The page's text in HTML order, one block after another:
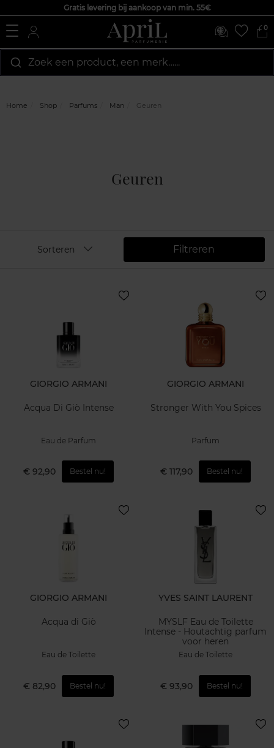
Gratis levering bij aankoop van min. 55€
0
Zoek een product, een merk…...
Home Shop Parfums Man Geuren
Geuren
Filtreren
Sorteren
GIORGIO ARMANI
Acqua Di Giò Intense
Eau de Parfum
€ 92,90 Bestel nu!
GIORGIO ARMANI
Stronger With You Spices
Parfum
€ 117,90 Bestel nu!
GIORGIO ARMANI
Acqua di Giò
Eau de Toilette
€ 82,90 Bestel nu!
YVES SAINT LAURENT
MYSLF Eau de Toilette
Intense - Houtachtig parfum
voor heren
Eau de Toilette
€ 93,90 Bestel nu!